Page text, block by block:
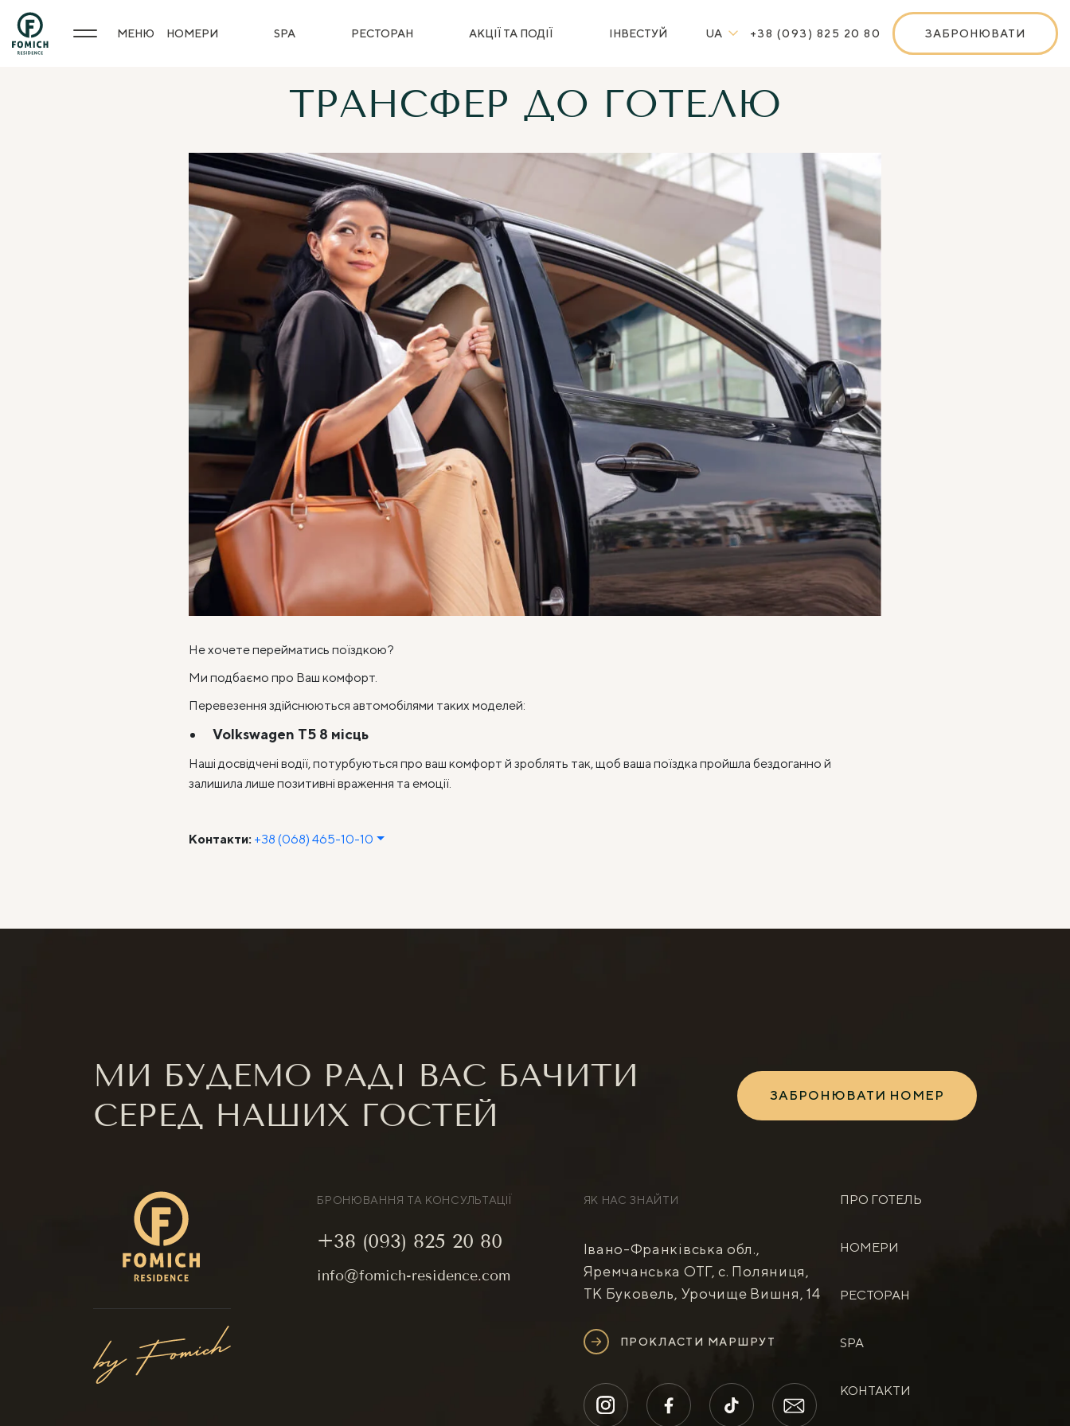
МЕНЮ НОМЕРИ SPA РЕСТОРАН АКЦІЇ ТА ПОДІЇ ІНВЕСТУЙ UA +38 (093) 825 20 80 ЗАБРОНЮВАТИ
ТРАНСФЕР ДО ГОТЕЛЮ
Не хочете перейматись поїздкою?
Ми подбаємо про Ваш комфорт.
Перевезення здійснюються автомобілями таких моделей:
Volkswagen T5 8 місць
Наші досвідчені водії, потурбуються про ваш комфорт й зроблять так, щоб ваша поїздка пройшла бездоганно й
залишила лише позитивні враження та емоції.
Контакти: +38 (068) 465-10-10
МИ БУДЕМО РАДІ ВАС БАЧИТИ
СЕРЕД НАШИХ ГОСТЕЙ
ЗАБРОНЮВАТИ НОМЕР
БРОНЮВАННЯ ТА КОНСУЛЬТАЦІЇ
+38 (093) 825 20 80
info@fomich-residence.com
ЯК НАС ЗНАЙТИ
Івано-Франківська обл.,
Яремчанська ОТГ, с. Поляниця,
ТК Буковель, Урочище Вишня, 14
ПРОКЛАСТИ МАРШРУТ
ПРО ГОТЕЛЬ
НОМЕРИ
РЕСТОРАН
SPA
КОНТАКТИ